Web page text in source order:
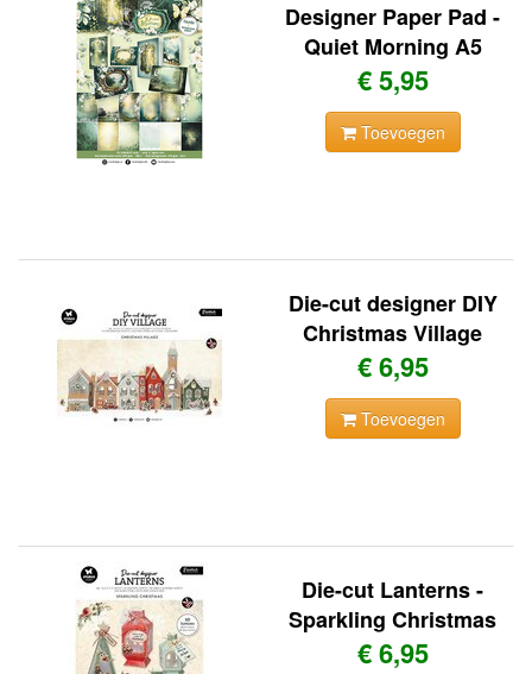
Designer Paper Pad -
Quiet Morning A5
€ 5,95
Toevoegen
Die-cut designer DIY
Christmas Village
€ 6,95
Toevoegen
Die-cut Lanterns -
Sparkling Christmas
€ 6,95